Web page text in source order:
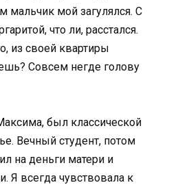
мальчик мой загулялся. С
что ли, расстался.
из своей квартиры
Совсем негде голову
был классической
Вечный студент, потом
на деньги матери и
Я всегда чувствовала к